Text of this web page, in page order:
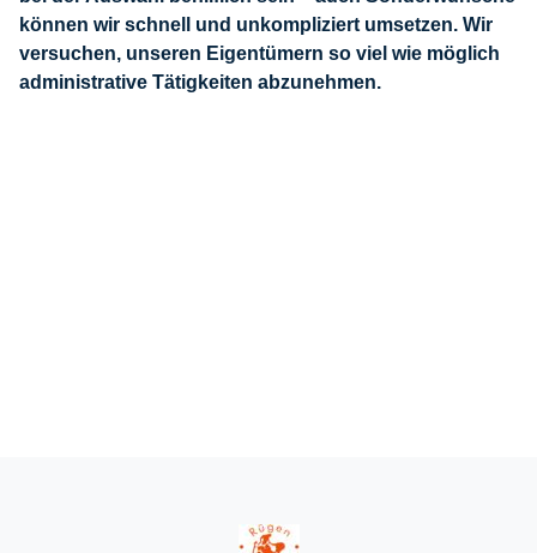
können wir schnell und unkompliziert umsetzen. Wir
versuchen, unseren Eigentümern so viel wie möglich
administrative Tätigkeiten abzunehmen.